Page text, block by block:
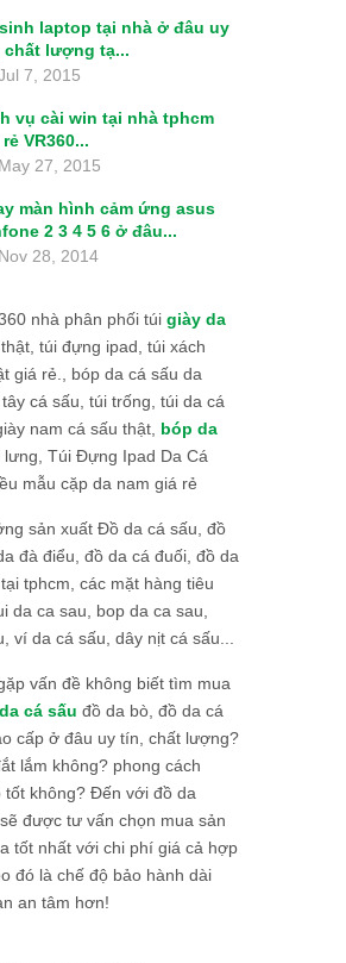
laptop tại nhà ở đâu uy
chất lượng tạ...
7, 2015
vụ cài win tại nhà tphcm
VR360...
May 27, 2015
màn hình cảm ứng asus
2 3 4 5 6 ở đâu...
Nov 28, 2014
nhà phân phối túi giày da
túi đựng ipad, túi xách
giá rẻ., bóp da cá sấu da
cá sấu, túi trống, túi da cá
nam cá sấu thật, bóp da
lưng, Túi Đựng Ipad Da Cá
mẫu cặp da nam giá rẻ
sản xuất Đồ da cá sấu, đồ
đà điểu, đồ da cá đuối, đồ da
tphcm, các mặt hàng tiêu
da ca sau, bop da ca sau,
ví da cá sấu, dây nịt cá sấu...
vấn đề không biết tìm mua
cá sấu đồ da bò, đồ da cá
cấp ở đâu uy tín, chất lượng?
lắm không? phong cách
tốt không? Đến với đồ da
được tư vấn chọn mua sản
tốt nhất với chi phí giá cả hợp
đó là chế độ bảo hành dài
an tâm hơn!